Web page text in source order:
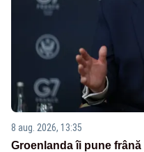
8 aug. 2026, 13:35
Groenlanda îi pune